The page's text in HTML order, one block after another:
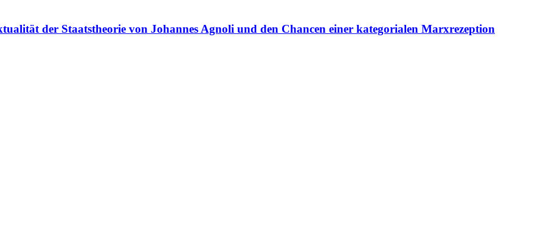
der Staatstheorie von Johannes Agnoli und den Chancen einer kategorialen Marxrezeption